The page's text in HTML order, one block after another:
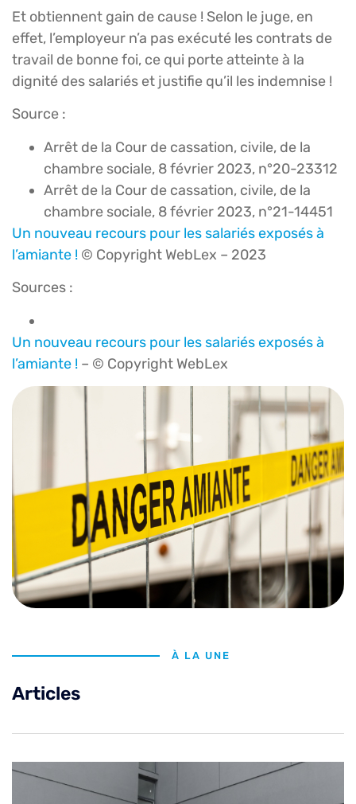
Et obtiennent gain de cause ! Selon le juge, en
effet, l’employeur n’a pas exécuté les contrats de
travail de bonne foi, ce qui porte atteinte à la
dignité des salariés et justifie qu’il les indemnise !
Source :
Arrêt de la Cour de cassation, civile, de la
chambre sociale, 8 février 2023, n°20-23312
Arrêt de la Cour de cassation, civile, de la
chambre sociale, 8 février 2023, n°21-14451
Un nouveau recours pour les salariés exposés à
l’amiante ! © Copyright WebLex – 2023
Sources :
Un nouveau recours pour les salariés exposés à
l’amiante ! – © Copyright WebLex
À LA UNE
Articles